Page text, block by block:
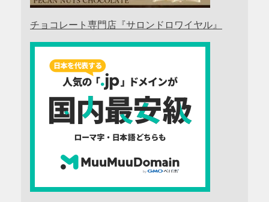
チョコレート専門店『サロンドロワイヤル』